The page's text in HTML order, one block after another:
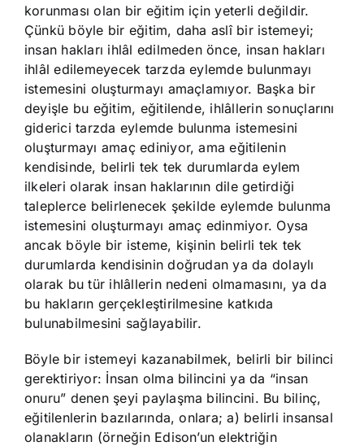
korunması olan bir eğitim için yeterli değildir.
Çünkü böyle bir eğitim, daha aslî bir istemeyi;
insan hakları ihlâl edilmeden önce, insan hakları
ihlâl edilemeyecek tarzda eylemde bulunmayı
istemesini oluşturmayı amaçlamıyor. Başka bir
deyişle bu eğitim, eğitilende, ihlâllerin sonuçlarını
giderici tarzda eylemde bulunma istemesini
oluşturmayı amaç ediniyor, ama eğitilenin
kendisinde, belirli tek tek durumlarda eylem
ilkeleri olarak insan haklarının dile getirdiği
taleplerce belirlenecek şekilde eylemde bulunma
istemesini oluşturmayı amaç edinmiyor. Oysa
ancak böyle bir isteme, kişinin belirli tek tek
durumlarda kendisinin doğrudan ya da dolaylı
olarak bu tür ihlâllerin nedeni olmamasını, ya da
bu hakların gerçekleştirilmesine katkıda
bulunabilmesini sağlayabilir.
Böyle bir istemeyi kazanabilmek, belirli bir bilinci
gerektiriyor: İnsan olma bilincini ya da “insan
onuru” denen şeyi paylaşma bilincini. Bu bilinç,
eğitilenlerin bazılarında, onlara; a) belirli insansal
olanakların (örneğin Edison’un elektriğin